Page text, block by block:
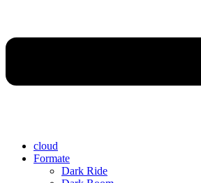
cloud
Formate
Dark Ride